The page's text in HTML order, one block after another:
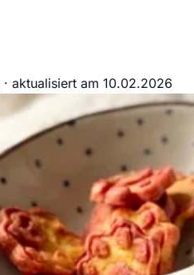
· aktualisiert am 10.02.2026